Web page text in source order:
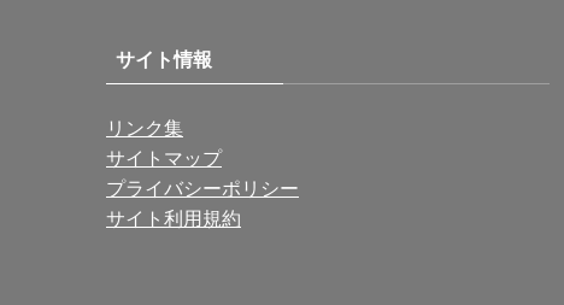
サイト情報
リンク集
サイトマップ
プライバシーポリシー
サイト利用規約